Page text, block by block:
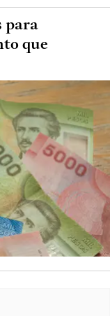
para
que